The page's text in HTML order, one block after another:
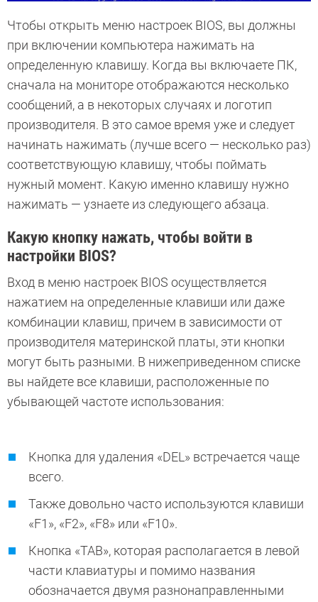
Чтобы открыть меню настроек BIOS, вы должны
при включении компьютера нажимать на
определенную клавишу. Когда вы включаете ПК,
сначала на мониторе отображаются несколько
сообщений, а в некоторых случаях и логотип
производителя. В это самое время уже и следует
начинать нажимать (лучше всего — несколько раз)
соответствующую клавишу, чтобы поймать
нужный момент. Какую именно клавишу нужно
нажимать — узнаете из следующего абзаца.
Какую кнопку нажать, чтобы войти в
настройки BIOS?
Вход в меню настроек BIOS осуществляется
нажатием на определенные клавиши или даже
комбинации клавиш, причем в зависимости от
производителя материнской платы, эти кнопки
могут быть разными. В нижеприведенном списке
вы найдете все клавиши, расположенные по
убывающей частоте использования:
Кнопка для удаления «DEL» встречается чаще
всего.
Также довольно часто используются клавиши
«F1», «F2», «F8» или «F10».
Кнопка «TAB», которая располагается в левой
части клавиатуры и помимо названия
обозначается двумя разнонаправленными